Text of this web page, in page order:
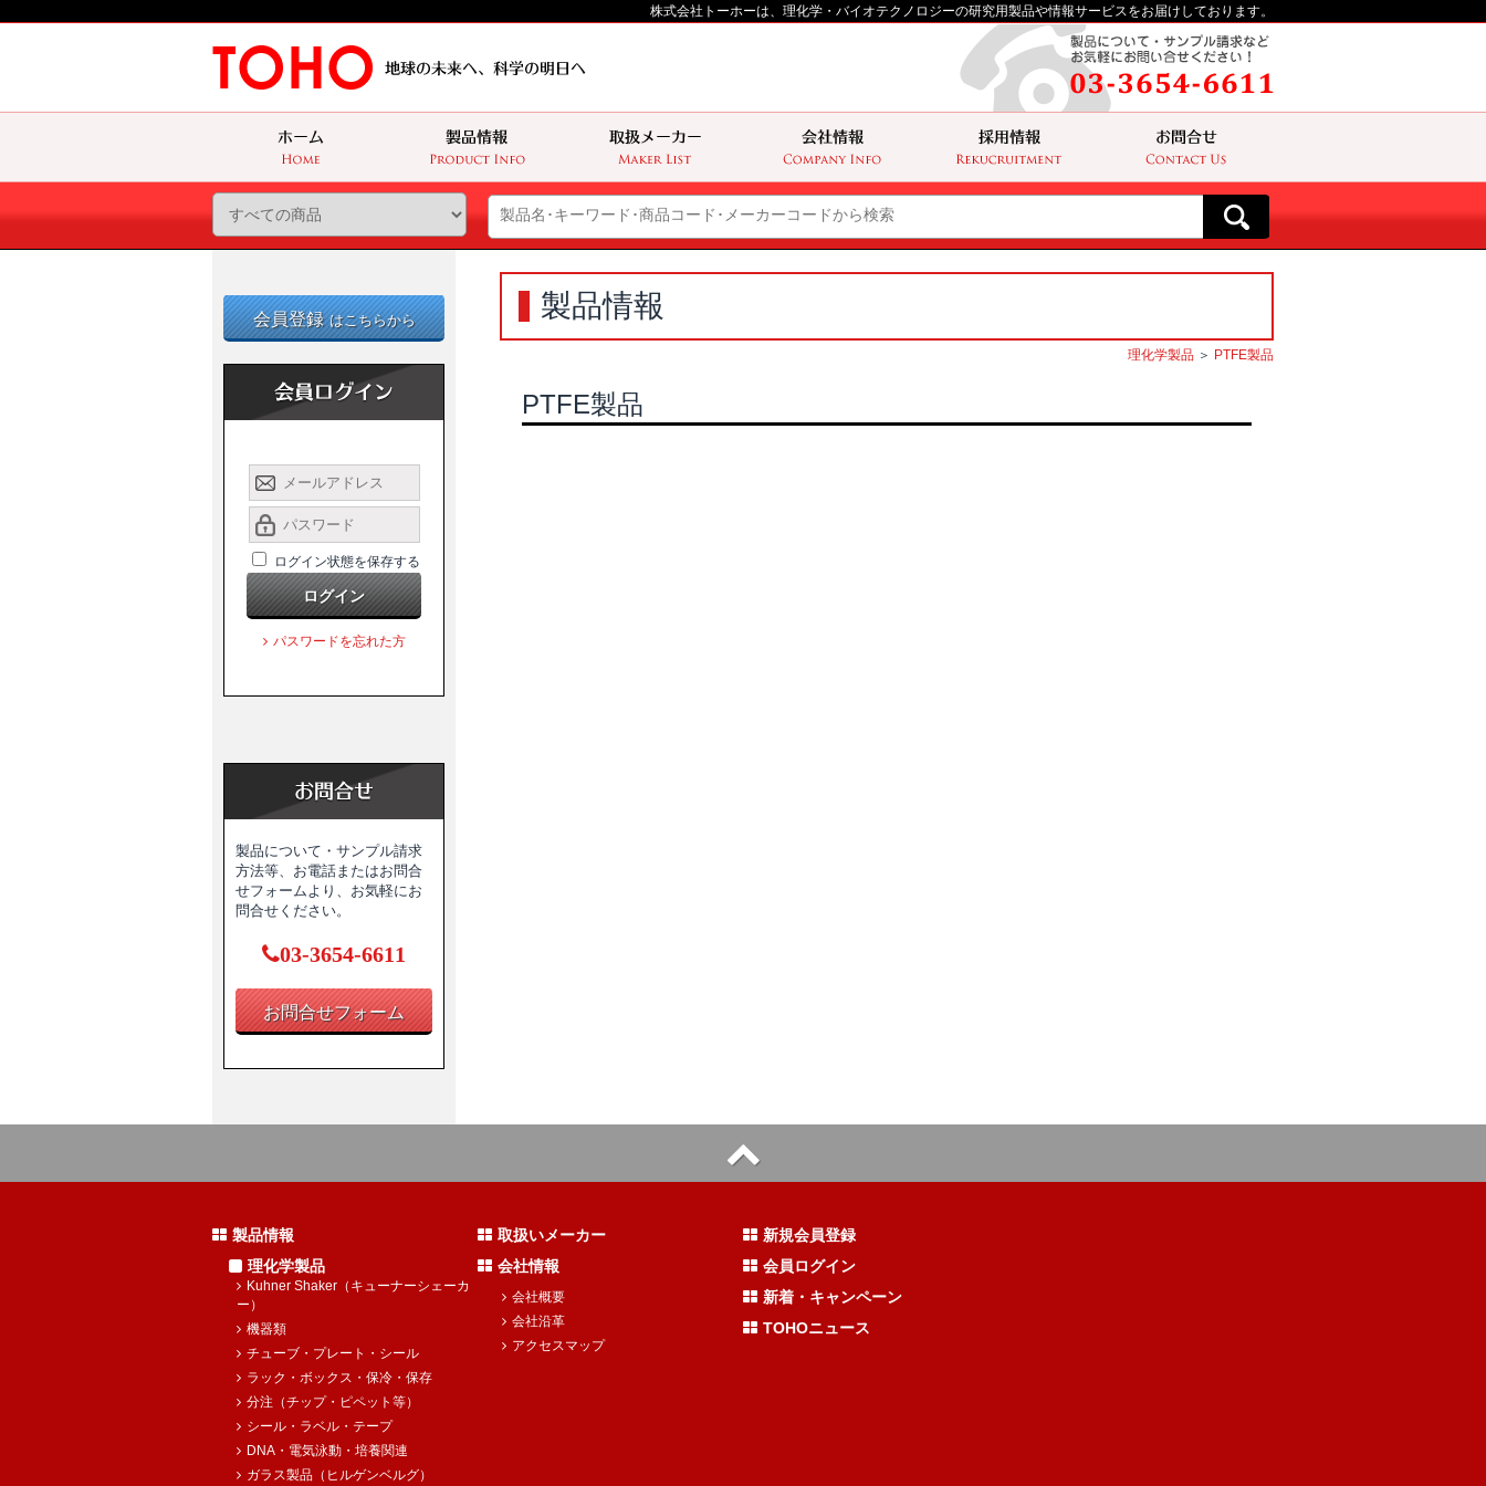
株式会社トーホーは、理化学・バイオテクノロジーの研究用製品や情報サービスをお届けしております。
会員登録 はこちらから
ログイン状態を保存する
ログイン
パスワードを忘れた方
製品について・サンプル請求
方法等、お電話またはお問合
せフォームより、お気軽にお
問合せください。
03-3654-6611
お問合せフォーム
製品情報
理化学製品 ＞ PTFE製品
PTFE製品
製品情報
理化学製品
Kuhner Shaker（キューナーシェーカ
ー）
機器類
チューブ・プレート・シール
ラック・ボックス・保冷・保存
分注（チップ・ピペット等）
シール・ラベル・テープ
DNA・電気泳動・培養関連
ガラス製品（ヒルゲンベルグ）
取扱いメーカー
会社情報
会社概要
会社沿革
アクセスマップ
新規会員登録
会員ログイン
新着・キャンペーン
TOHOニュース